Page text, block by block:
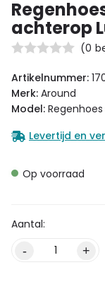
achterop
(0
Artikelnummer:
Merk: Around
Model:
Levertijd en
Op voorraad
- +
Alternative: